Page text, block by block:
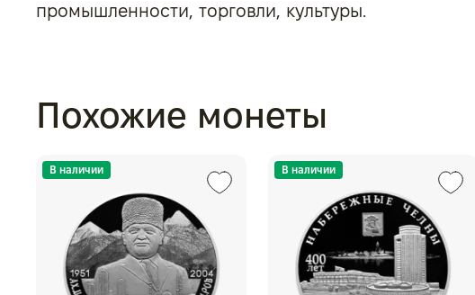
промышленности, торговли, культуры.
Похожие монеты
В наличии В наличии